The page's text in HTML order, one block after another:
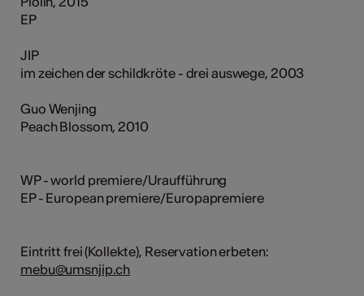
EP
JIP
im zeichen der schildkröte - drei auswege, 2003
Guo Wenjing
Peach Blossom, 2010
WP - world premiere/Uraufführung
EP - European premiere/Europapremiere
Eintritt frei (Kollekte), Reservation erbeten:
mebu@umsnjip.ch